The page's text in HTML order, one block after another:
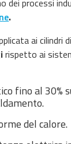
.
ai cilindri
rispetto ai
fino al 30%
del calore.